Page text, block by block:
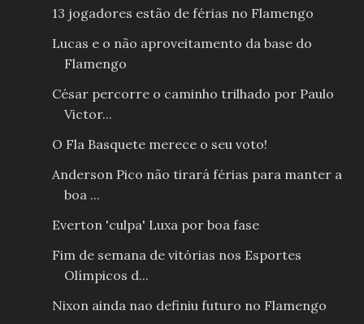
13 jogadores estão de férias no Flamengo
Lucas e o não aproveitamento da base do
Flamengo
César percorre o caminho trilhado por Paulo
Victor...
O Fla Basquete merece o seu voto!
Anderson Pico não tirará férias para manter a
boa ...
Everton 'culpa' Luxa por boa fase
Fim de semana de vitórias nos Esportes
Olímpicos d...
Nixon ainda nao definiu futuro no Flamengo